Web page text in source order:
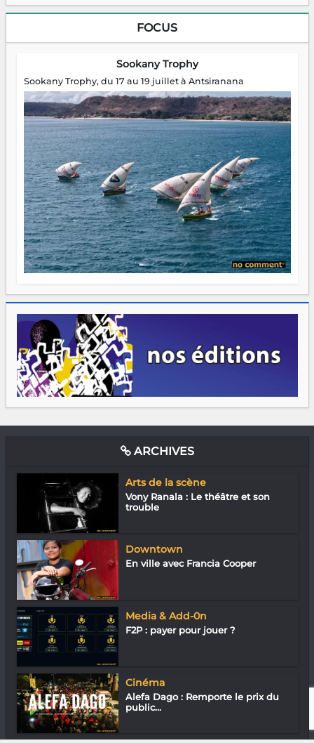
FOCUS
Sookany Trophy
Sookany Trophy, du 17 au 19 juillet à Antsiranana
ARCHIVES
Arts de la scène
Vony Ranala : Le théâtre et son
trouble
Downtown
En ville avec Francia Cooper
Media & Add-0n
F2P : payer pour jouer ?
Cinéma
Alefa Dago : Remporte le prix du
public...